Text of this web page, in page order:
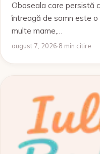
Oboseala care persistă
întreagă de somn este
multe mame,…
august 7, 2026·8 min citire